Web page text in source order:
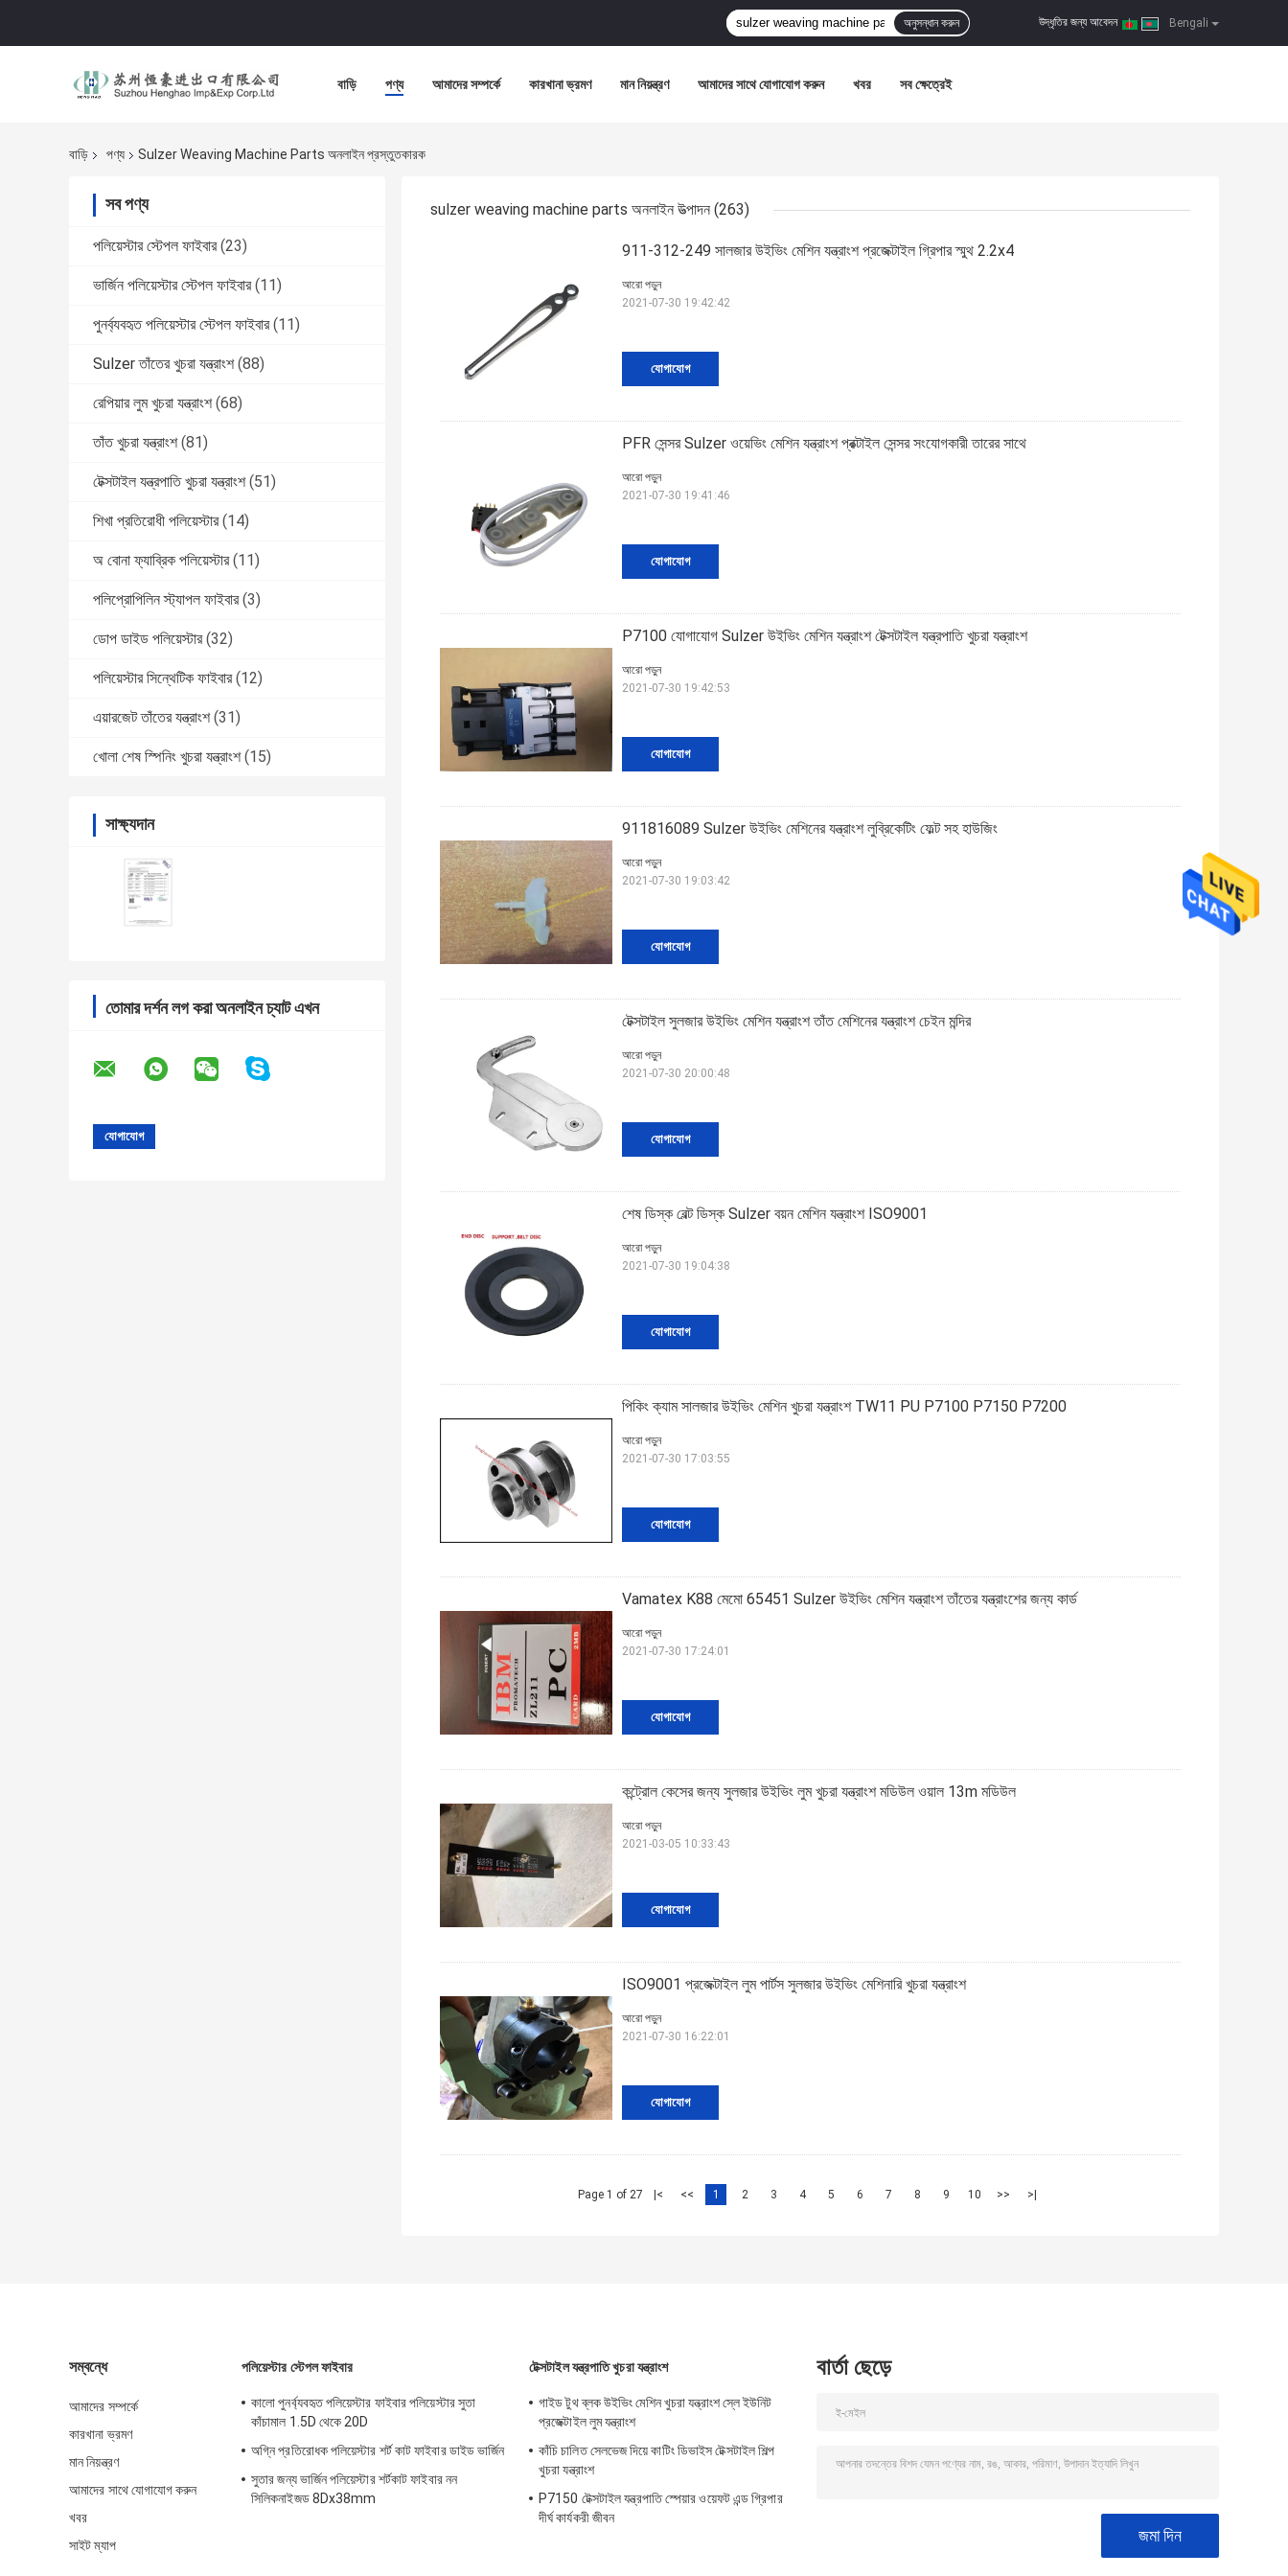
Bengali
উদ্ধৃতির জন্য আবেদন |
অনুসন্ধান করুন
বাড়ি পণ্য আমাদের সম্পর্কে কারখানা ভ্রমণ মান নিয়ন্ত্রণ আমাদের সাথে যোগাযোগ করুন খবর সব ক্ষেত্রেই
বাড়ি পণ্য Sulzer Weaving Machine Parts অনলাইন প্রস্তুতকারক
সব পণ্য
পলিয়েস্টার স্টেপল ফাইবার (23)
ভার্জিন পলিয়েস্টার স্টেপল ফাইবার (11)
পুনর্ব্যবহৃত পলিয়েস্টার স্টেপল ফাইবার (11)
Sulzer তাঁতের খুচরা যন্ত্রাংশ (88)
রেপিয়ার লুম খুচরা যন্ত্রাংশ (68)
তাঁত খুচরা যন্ত্রাংশ (81)
টেক্সটাইল যন্ত্রপাতি খুচরা যন্ত্রাংশ (51)
শিখা প্রতিরোধী পলিয়েস্টার (14)
অ বোনা ফ্যাব্রিক পলিয়েস্টার (11)
পলিপ্রোপিলিন স্ট্যাপল ফাইবার (3)
ডোপ ডাইড পলিয়েস্টার (32)
পলিয়েস্টার সিন্থেটিক ফাইবার (12)
এয়ারজেট তাঁতের যন্ত্রাংশ (31)
খোলা শেষ স্পিনিং খুচরা যন্ত্রাংশ (15)
সাক্ষ্যদান
তোমার দর্শন লগ করা অনলাইন চ্যাট এখন
sulzer weaving machine parts অনলাইন উত্পাদন (263)
911-312-249 সালজার উইভিং মেশিন যন্ত্রাংশ প্রজেক্টাইল গ্রিপার স্মুথ 2.2x4
যোগাযোগ
আরো পড়ুন
2021-07-30 19:42:42
PFR সেন্সর Sulzer ওয়েভিং মেশিন যন্ত্রাংশ প্রক্টাইল সেন্সর সংযোগকারী তারের সাথে
যোগাযোগ
আরো পড়ুন
2021-07-30 19:41:46
P7100 যোগাযোগ Sulzer উইভিং মেশিন যন্ত্রাংশ টেক্সটাইল যন্ত্রপাতি খুচরা যন্ত্রাংশ
যোগাযোগ
আরো পড়ুন
2021-07-30 19:42:53
911816089 Sulzer উইভিং মেশিনের যন্ত্রাংশ লুব্রিকেটিং ফেল্ট সহ হাউজিং
যোগাযোগ
আরো পড়ুন
2021-07-30 19:03:42
টেক্সটাইল সুলজার উইভিং মেশিন যন্ত্রাংশ তাঁত মেশিনের যন্ত্রাংশ চেইন মন্দির
যোগাযোগ
আরো পড়ুন
2021-07-30 20:00:48
শেষ ডিস্ক বেল্ট ডিস্ক Sulzer বয়ন মেশিন যন্ত্রাংশ ISO9001
যোগাযোগ
আরো পড়ুন
2021-07-30 19:04:38
পিকিং ক্যাম সালজার উইভিং মেশিন খুচরা যন্ত্রাংশ TW11 PU P7100 P7150 P7200
যোগাযোগ
আরো পড়ুন
2021-07-30 17:03:55
Vamatex K88 মেমো 65451 Sulzer উইভিং মেশিন যন্ত্রাংশ তাঁতের যন্ত্রাংশের জন্য কার্ড
যোগাযোগ
আরো পড়ুন
2021-07-30 17:24:01
কন্ট্রোল কেসের জন্য সুলজার উইভিং লুম খুচরা যন্ত্রাংশ মডিউল ওয়াল 13m মডিউল
যোগাযোগ
আরো পড়ুন
2021-03-05 10:33:43
ISO9001 প্রজেক্টাইল লুম পার্টস সুলজার উইভিং মেশিনারি খুচরা যন্ত্রাংশ
যোগাযোগ
আরো পড়ুন
2021-07-30 16:22:01
Page 1 of 27 |< << 1 2 3 4 5 6 7 8 9 10 >> >|
সম্বন্ধে
আমাদের সম্পর্কে
কারখানা ভ্রমণ
মান নিয়ন্ত্রণ
আমাদের সাথে যোগাযোগ করুন
খবর
সাইট ম্যাপ
পলিয়েস্টার স্টেপল ফাইবার
কালো পুনর্ব্যবহৃত পলিয়েস্টার ফাইবার পলিয়েস্টার সুতা
কাঁচামাল 1.5D থেকে 20D
অগ্নি প্রতিরোধক পলিয়েস্টার শর্ট কাট ফাইবার ডাইড ভার্জিন
সুতার জন্য ভার্জিন পলিয়েস্টার শর্টকাট ফাইবার নন
সিলিকনাইজড 8Dx38mm
টেক্সটাইল যন্ত্রপাতি খুচরা যন্ত্রাংশ
গাইড টুথ ব্লক উইভিং মেশিন খুচরা যন্ত্রাংশ স্লে ইউনিট
প্রজেক্টাইল লুম যন্ত্রাংশ
কাঁচি চালিত সেলভেজ দিয়ে কাটিং ডিভাইস টেক্সটাইল শিল্প
খুচরা যন্ত্রাংশ
P7150 টেক্সটাইল যন্ত্রপাতি স্পেয়ার ওয়েফট এন্ড গ্রিপার
দীর্ঘ কার্যকরী জীবন
বার্তা ছেড়ে